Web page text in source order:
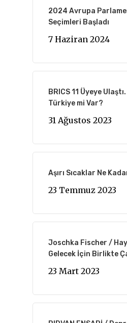
2024 Avrupa
Seçimleri Başladı
7 Haziran 2024
BRICS 11 Üyeye
Türkiye mi Var?
31 Ağustos 2023
Aşırı Sıcaklar Ne
23 Temmuz 2023
Joschka Fischer /
Gelecek İçin Birlikte
23 Mart 2023